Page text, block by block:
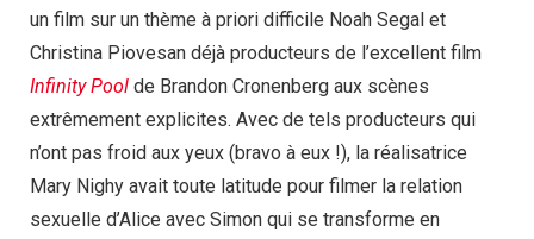
un film sur un thème à priori difficile Noah Segal et
Christina Piovesan déjà producteurs de l’excellent film
Infinity Pool de Brandon Cronenberg aux scènes
extrêmement explicites. Avec de tels producteurs qui
n’ont pas froid aux yeux (bravo à eux !), la réalisatrice
Mary Nighy avait toute latitude pour filmer la relation
sexuelle d’Alice avec Simon qui se transforme en